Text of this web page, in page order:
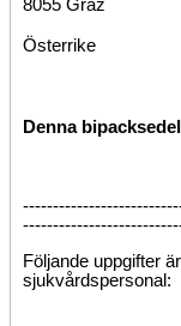
8055 Graz
Österrike
Denna
Följande uppgifter
sjukvårdspersonal: